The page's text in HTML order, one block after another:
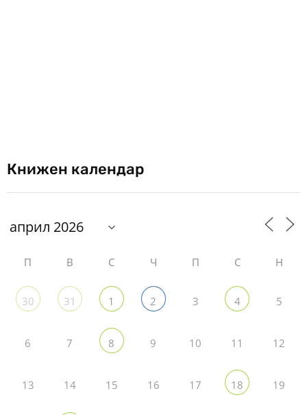
Книжен календар
П В С Ч П С Н
30 31 1 2 3 4 5
6 7 8 9 10 11 12
13 14 15 16 17 18 19